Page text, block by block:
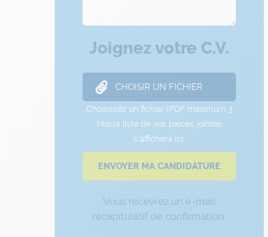
Joignez votre C.V.
Vous recevrez un e-mail
récapitulatif de confirmation.